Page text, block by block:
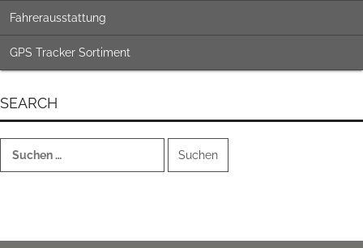
Fahrerausstattung
GPS Tracker Sortiment
SEARCH
nach: